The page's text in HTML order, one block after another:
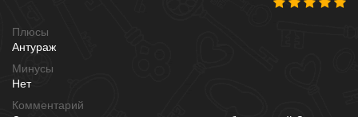
Плюсы
Антураж
Минусы
Нет
Комментарий